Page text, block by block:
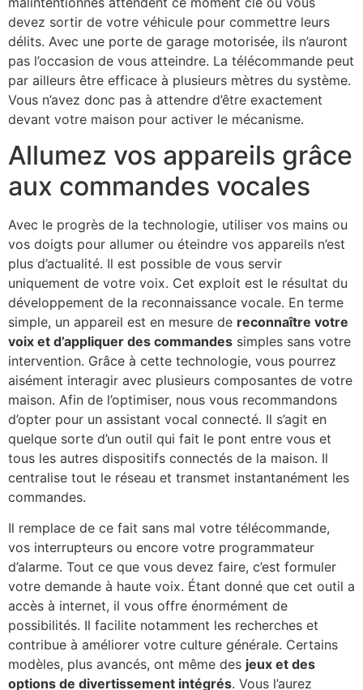
devez sortir de votre véhicule pour commettre leurs
délits. Avec une porte de garage motorisée, ils n’auront
pas l’occasion de vous atteindre. La télécommande peut
par ailleurs être efficace à plusieurs mètres du système.
Vous n’avez donc pas à attendre d’être exactement
devant votre maison pour activer le mécanisme.
Allumez vos appareils grâce
aux commandes vocales
Avec le progrès de la technologie, utiliser vos mains ou
vos doigts pour allumer ou éteindre vos appareils n’est
plus d’actualité. Il est possible de vous servir
uniquement de votre voix. Cet exploit est le résultat du
développement de la reconnaissance vocale. En terme
simple, un appareil est en mesure de reconnaître votre
voix et d’appliquer des commandes simples sans votre
intervention. Grâce à cette technologie, vous pourrez
aisément interagir avec plusieurs composantes de votre
maison. Afin de l’optimiser, nous vous recommandons
d’opter pour un assistant vocal connecté. Il s’agit en
quelque sorte d’un outil qui fait le pont entre vous et
tous les autres dispositifs connectés de la maison. Il
centralise tout le réseau et transmet instantanément les
commandes.
Il remplace de ce fait sans mal votre télécommande,
vos interrupteurs ou encore votre programmateur
d’alarme. Tout ce que vous devez faire, c’est formuler
votre demande à haute voix. Étant donné que cet outil a
accès à internet, il vous offre énormément de
possibilités. Il facilite notamment les recherches et
contribue à améliorer votre culture générale. Certains
modèles, plus avancés, ont même des jeux et des
options de divertissement intégrés. Vous l’aurez